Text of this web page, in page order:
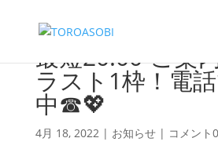
最短20:00-ご案
ラスト1枠！電
中☎💖
4月 18, 2022| お知らせ| コメント